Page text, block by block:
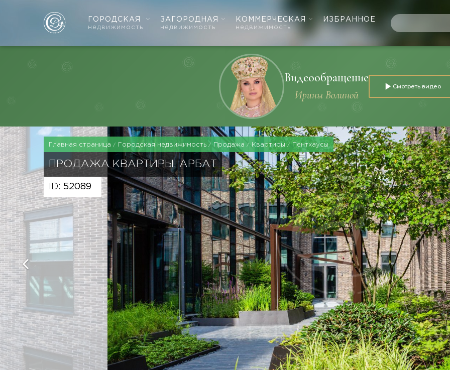
ГОРОДСКАЯ
недвижимость
ЗАГОРОДНАЯ
недвижимость
КОММЕРЧЕСКАЯ
недвижимость
ИЗБРАННОЕ
Видеообращение
Ирины Волиной
Смотреть видео
Главная страница Городская недвижимость Продажа Квартиры Пентхаусы
ПРОДАЖА КВАРТИРЫ, АРБАТ
ID: 52089